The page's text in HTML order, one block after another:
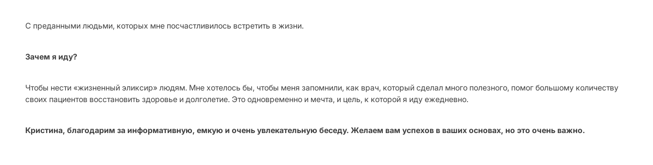
С преданными людьми, которых мне посчастливилось встретить в жизни.
Зачем я иду?
Чтобы нести «жизненный эликсир» людям. Мне хотелось бы, чтобы меня запомнили, как врач, который сделал много полезного, помог большому количеству
своих пациентов восстановить здоровье и долголетие. Это одновременно и мечта, и цель, к которой я иду ежедневно.
Кристина, благодарим за информативную, емкую и очень увлекательную беседу. Желаем вам успехов в ваших основах, но это очень важно.